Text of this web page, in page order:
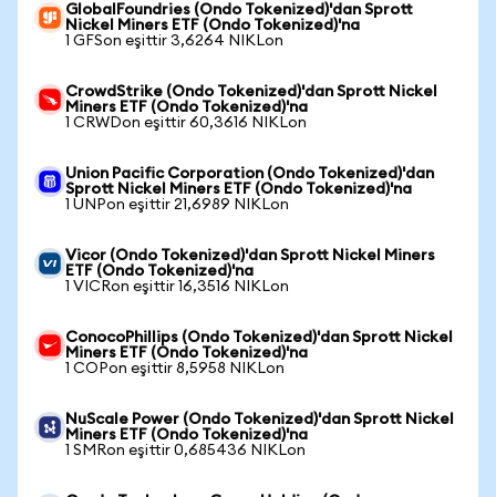
GlobalFoundries (Ondo Tokenized)'dan Sprott
Nickel Miners ETF (Ondo Tokenized)'na
1 GFSon eşittir 3,6264 NIKLon
CrowdStrike (Ondo Tokenized)'dan Sprott Nickel
Miners ETF (Ondo Tokenized)'na
1 CRWDon eşittir 60,3616 NIKLon
Union Pacific Corporation (Ondo Tokenized)'dan
Sprott Nickel Miners ETF (Ondo Tokenized)'na
1 UNPon eşittir 21,6989 NIKLon
Vicor (Ondo Tokenized)'dan Sprott Nickel Miners
ETF (Ondo Tokenized)'na
1 VICRon eşittir 16,3516 NIKLon
ConocoPhillips (Ondo Tokenized)'dan Sprott Nickel
Miners ETF (Ondo Tokenized)'na
1 COPon eşittir 8,5958 NIKLon
NuScale Power (Ondo Tokenized)'dan Sprott Nickel
Miners ETF (Ondo Tokenized)'na
1 SMRon eşittir 0,685436 NIKLon